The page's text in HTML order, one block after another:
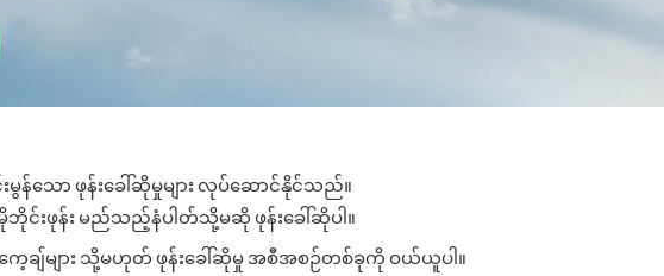
န်သော ဖုန်းခေါ်ဆိုမှုများ လုပ်ဆောင်နိုင်သည်။
ဘိုင်းဖုန်း မည်သည့်နံပါတ်သို့မဆို ဖုန်းခေါ်ဆိုပါ။
ေ့ချ်များ သို့မဟုတ် ဖုန်းခေါ်ဆိုမှု အစီအစဉ်တစ်ခုကို ဝယ်ယူပါ။